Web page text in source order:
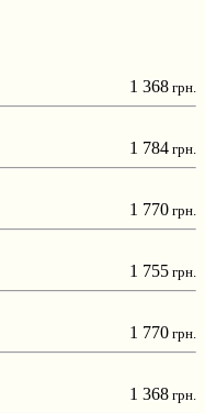
1 368 грн.
1 784 грн.
1 770 грн.
1 755 грн.
1 770 грн.
1 368 грн.